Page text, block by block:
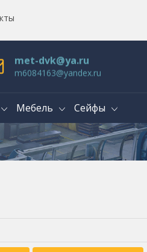
met-dvk@ya.ru
m6084163@yandex.ru
Мебель Сейфы